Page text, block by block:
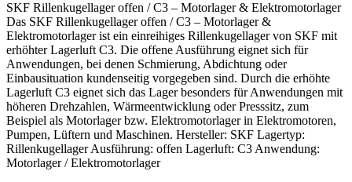
SKF Rillenkugellager offen / C3 – Motorlager & Elektromotorlager
Das SKF Rillenkugellager offen / C3 – Motorlager &
Elektromotorlager ist ein einreihiges Rillenkugellager von SKF mit
erhöhter Lagerluft C3. Die offene Ausführung eignet sich für
Anwendungen, bei denen Schmierung, Abdichtung oder
Einbausituation kundenseitig vorgegeben sind. Durch die erhöhte
Lagerluft C3 eignet sich das Lager besonders für Anwendungen mit
höheren Drehzahlen, Wärmeentwicklung oder Presssitz, zum
Beispiel als Motorlager bzw. Elektromotorlager in Elektromotoren,
Pumpen, Lüftern und Maschinen. Hersteller: SKF Lagertyp:
Rillenkugellager Ausführung: offen Lagerluft: C3 Anwendung:
Motorlager / Elektromotorlager